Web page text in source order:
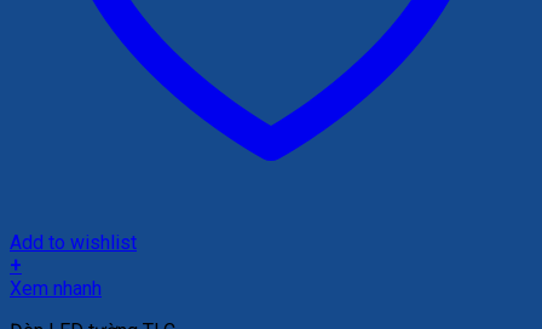
Add to wishlist
+
Xem nhanh